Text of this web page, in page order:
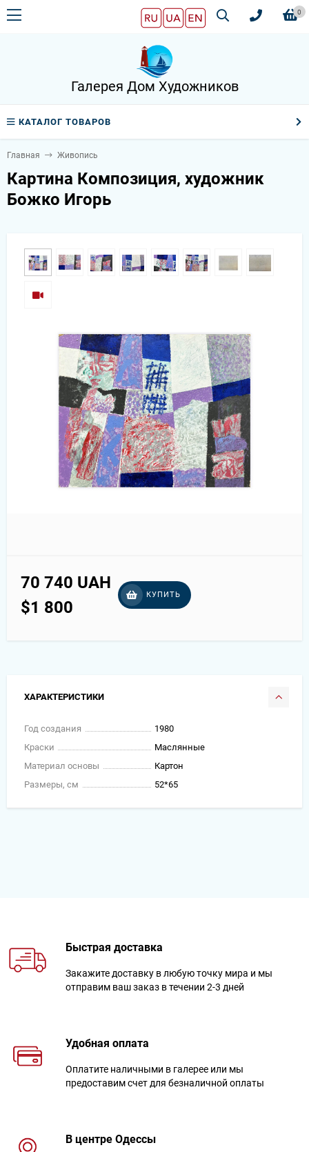
0
Галерея Дом Художников
КАТАЛОГ ТОВАРОВ
Главная Живопись
Картина Композиция, художник
Божко Игорь
70 740 UAH
$1 800
КУПИТЬ
ХАРАКТЕРИСТИКИ
Год создания
1980
Краски
Маслянные
Материал основы
Картон
Размеры, см
52*65
Быстрая доставка
Закажите доставку в любую точку мира и мы
отправим ваш заказ в течении 2-3 дней
Удобная оплата
Оплатите наличными в галерее или мы
предоставим счет для безналичной оплаты
В центре Одессы